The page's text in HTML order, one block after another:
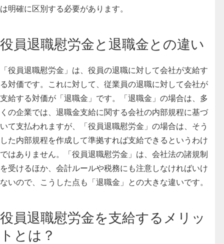
は明確に区別する必要があります。
役員退職慰労金と退職金との違い
「役員退職慰労金」は、役員の退職に対して会社が支給す
る対価です。これに対して、従業員の退職に対して会社が
支給する対価が「退職金」です。「退職金」の場合は、多
くの企業では、退職金支給に関する会社の内部規程に基づ
いて支払われますが、「役員退職慰労金」の場合は、そう
した内部規程を作成して準拠すれば支給できるというわけ
ではありません。「役員退職慰労金」は、 会社法の諸規制
を受けるほか、会計ルールや税務にも注意しなければいけ
ないので、こうした点も「退職金」との大きな違いです。
役員退職慰労金を支給するメリッ
トとは？